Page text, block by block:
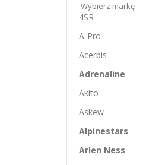
Wybierz markę
4SR
A-Pro
Acerbis
Adrenaline
Akito
Askew
Alpinestars
Arlen Ness